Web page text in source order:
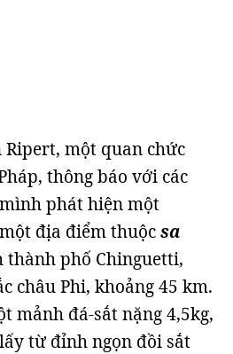
Ripert, một quan chức
thông báo với các
phát hiện một
địa điểm thuộcsa
thành phố Chinguetti,
châu Phi, khoảng 45 km.
mảnh đá-sắt nặng 4,5kg,
từ đỉnh ngọn đồi sắt